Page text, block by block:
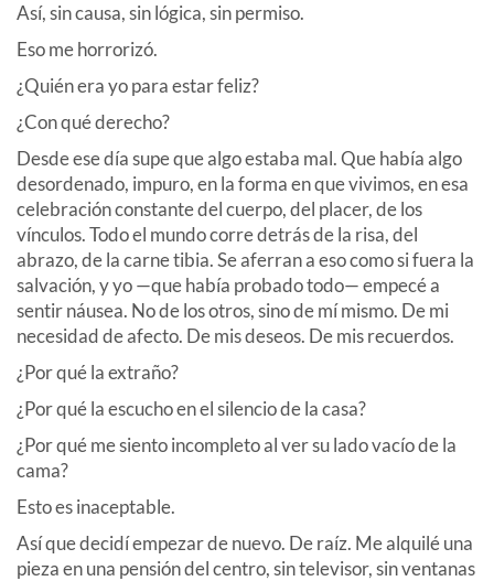
Así, sin causa, sin lógica, sin permiso.
Eso me horrorizó.
¿Quién era yo para estar feliz?
¿Con qué derecho?
Desde ese día supe que algo estaba mal. Que había algo
desordenado, impuro, en la forma en que vivimos, en esa
celebración constante del cuerpo, del placer, de los
vínculos. Todo el mundo corre detrás de la risa, del
abrazo, de la carne tibia. Se aferran a eso como si fuera la
salvación, y yo —que había probado todo— empecé a
sentir náusea. No de los otros, sino de mí mismo. De mi
necesidad de afecto. De mis deseos. De mis recuerdos.
¿Por qué la extraño?
¿Por qué la escucho en el silencio de la casa?
¿Por qué me siento incompleto al ver su lado vacío de la
cama?
Esto es inaceptable.
Así que decidí empezar de nuevo. De raíz. Me alquilé una
pieza en una pensión del centro, sin televisor, sin ventanas